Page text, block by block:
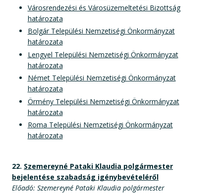
Városrendezési és Városüzemeltetési Bizottság
határozata
Bolgár Települési Nemzetiségi Önkormányzat
határozata
Lengyel Települési Nemzetiségi Önkormányzat
határozata
Német Települési Nemzetiségi Önkormányzat
határozata
Örmény Települési Nemzetiségi Önkormányzat
határozata
Roma Települési Nemzetiségi Önkormányzat
határozata
22. Szemereyné Pataki Klaudia polgármester
bejelentése szabadság igénybevételéről
Előadó: Szemereyné Pataki Klaudia polgármester